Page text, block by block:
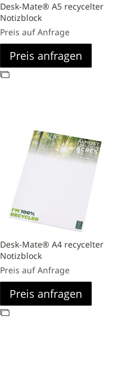
Desk-Mate® A5 recycelter
Notizblock
Preis auf Anfrage
Preis anfragen
Zur
Desk-Mate® A4 recycelter
Notizblock
Preis auf Anfrage
Preis anfragen
Zur